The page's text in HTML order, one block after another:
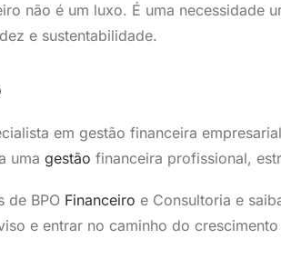
não é um luxo. É uma necessidade
e sustentabilidade.
em gestão financeira
uma gestão financeira profissional,
de BPO Financeiro e Consultoria e
e entrar no caminho do crescimento